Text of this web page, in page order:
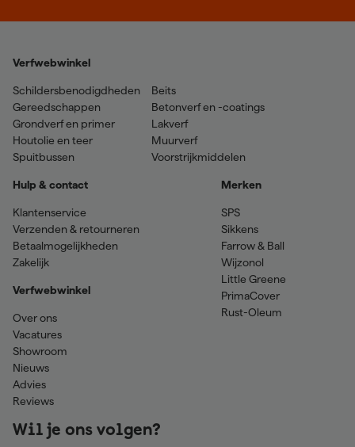
Verfwebwinkel
Schildersbenodigdheden
Gereedschappen
Grondverf en primer
Houtolie en teer
Spuitbussen
Beits
Betonverf en -coatings
Lakverf
Muurverf
Voorstrijkmiddelen
Hulp & contact
Klantenservice
Verzenden & retourneren
Betaalmogelijkheden
Zakelijk
Verfwebwinkel
Over ons
Vacatures
Showroom
Nieuws
Advies
Reviews
Merken
SPS
Sikkens
Farrow & Ball
Wijzonol
Little Greene
PrimaCover
Rust-Oleum
Wil je ons volgen?